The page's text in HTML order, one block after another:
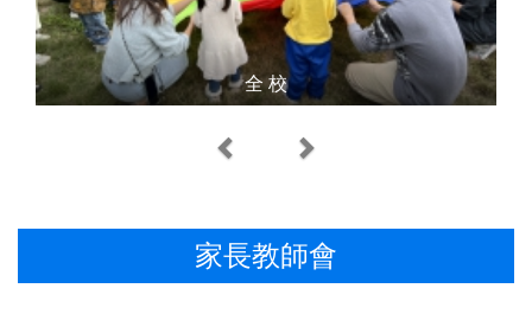
全 校
PreviousNext
家長教師會